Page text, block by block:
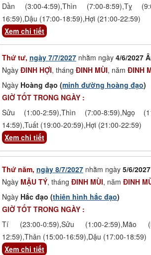
Dần (3:00-4:59),Thìn (7:00-8:59),Tỵ
16:59),Dậu (17:00-18:59),Hợi (21:00-22:59)
Xem chi tiết
Thứ tư, ngày 7/7/2027 nhằm ngày 4/6/2027
Ngày ĐINH HỢI, tháng ĐINH MÙI, năm ĐINH
Ngày Hoàng đạo (minh đường hoàng đạo)
GIỜ TỐT TRONG NGÀY :
Sửu (1:00-2:59),Thìn (7:00-8:59),Ngọ
14:59),Tuất (19:00-20:59),Hợi (21:00-22:59)
Xem chi tiết
Thứ năm, ngày 8/7/2027 nhằm ngày 5/6/
Ngày MẬU TÝ, tháng ĐINH MÙI, năm ĐINH
Ngày Hắc đạo (thiên hình hắc đạo)
GIỜ TỐT TRONG NGÀY :
Tí (23:00-0:59),Sửu (1:00-2:59),Mão
12:59),Thân (15:00-16:59),Dậu (17:00-18:59)
Xem chi tiết